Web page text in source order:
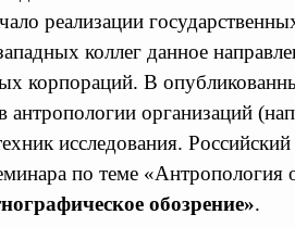
реализации
коллег данное
корпораций. В
антропологии организаций
исследования.
по теме «Антропология
обозрение».